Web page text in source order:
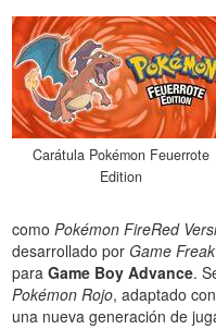
Carátula Pokémon Feuerrote
Edition
comoPokémon FireRed
desarrollado porGame Freak
paraGame Boy Advance.
Pokémon Rojo, adaptado
una nueva generación de